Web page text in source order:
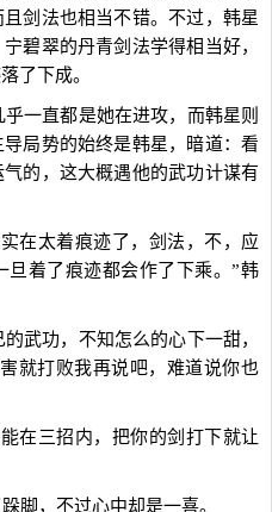
剑法也相当不错。不过，韩星
碧翠的丹青剑法学得相当好，
了下成。
一直都是她在进攻，而韩星则
局势的始终是韩星，暗道：看
的，这大概遇他的武功计谋有
在太着痕迹了，剑法，不，应
着了痕迹都会作了下乘。”韩
武功，不知怎么的心下一甜，
就打败我再说吧，难道说你也
在三招内，把你的剑打下就让
脚，不过心中却是一喜。